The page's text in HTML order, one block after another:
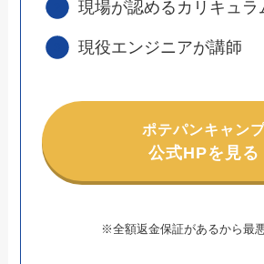
現場が認めるカリキュラ
現役エンジニアが講師
ポテパンキャン
公式HPを見る
※全額返金保証があるから最